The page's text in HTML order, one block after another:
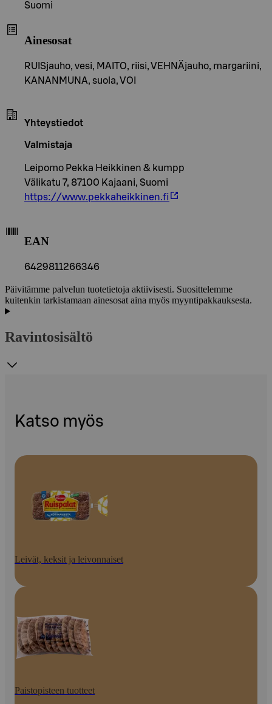
Suomi
Ainesosat
RUISjauho, vesi, MAITO, riisi, VEHNÄjauho, margariini,
KANANMUNA, suola, VOI
Yhteystiedot
Valmistaja
Leipomo Pekka Heikkinen & kumpp
Välikatu 7, 87100 Kajaani, Suomi
https://www.pekkaheikkinen.fi
EAN
6429811266346
Päivitämme palvelun tuotetietoja aktiivisesti. Suosittelemme
kuitenkin tarkistamaan ainesosat aina myös myyntipakkauksesta.
Ravintosisältö
Katso myös
Leivät, keksit ja leivonnaiset
Paistopisteen tuotteet